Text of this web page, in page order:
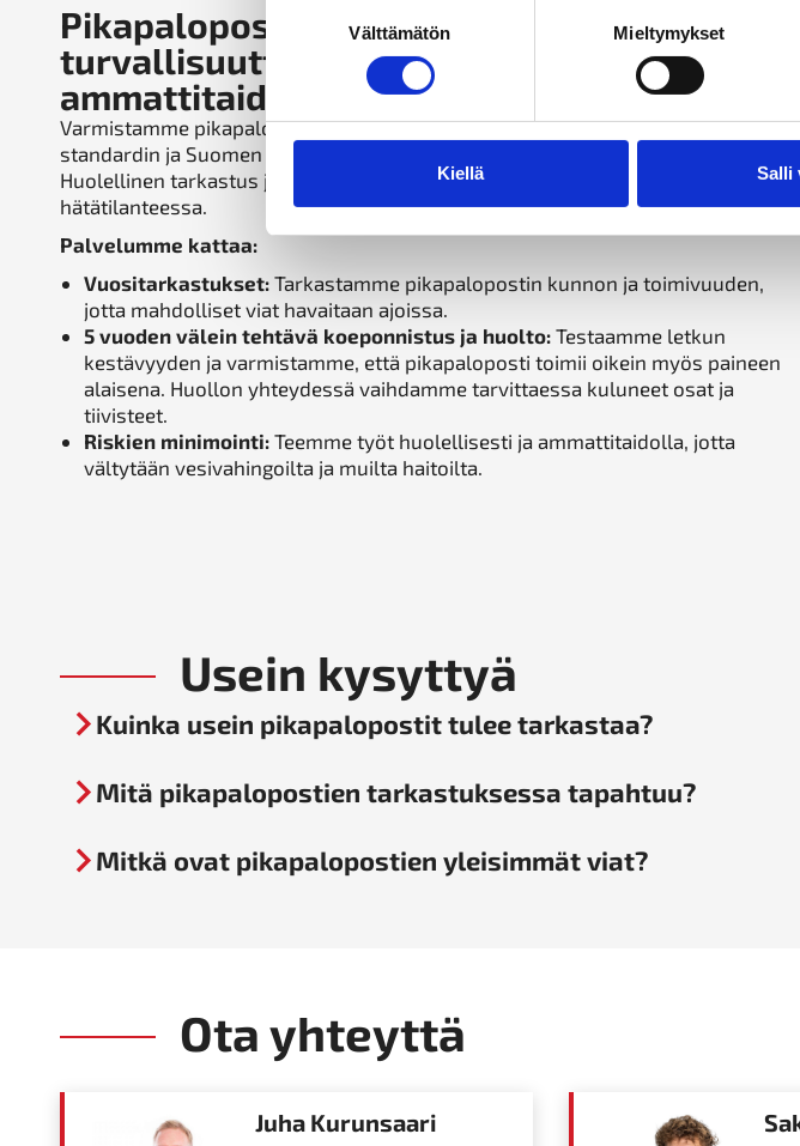
valinta
Välttämätön Mieltymykset
Kiellä Salli
Pikapalopostien tarkastus ja huolto –
turvallisuutta ja luotettavuutta
ammattitaidolla
Varmistamme pikapalopostisi toimivuuden ja turvallisuuden SFS-EN 671-3
standardin ja Suomen Vakuutusyhtiöiden Keskusliiton suojeluohjeen mukaisesti.
Huolellinen tarkastus ja huolto takaavat, että pikapaloposti on aina käyttövalmis
hätätilanteessa.
Palvelumme kattaa:
Vuositarkastukset: Tarkastamme pikapalopostin kunnon ja toimivuuden,
jotta mahdolliset viat havaitaan ajoissa.
5 vuoden välein tehtävä koeponnistus ja huolto: Testaamme letkun
kestävyyden ja varmistamme, että pikapaloposti toimii oikein myös paineen
alaisena. Huollon yhteydessä vaihdamme tarvittaessa kuluneet osat ja
tiivisteet.
Riskien minimointi: Teemme työt huolellisesti ja ammattitaidolla, jotta
vältytään vesivahingoilta ja muilta haitoilta.
Usein kysyttyä
Kuinka usein pikapalopostit tulee tarkastaa?
Mitä pikapalopostien tarkastuksessa tapahtuu?
Mitkä ovat pikapalopostien yleisimmät viat?
Ota yhteyttä
Juha Kurunsaari